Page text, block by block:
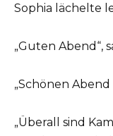
Sophia lächelte
„Guten Abend“,
„Schönen Abend
„Überall sind